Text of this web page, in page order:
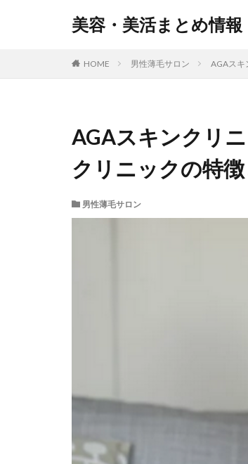
美容・美活まとめ情報
HOME 男性薄毛サロン AGAスキ
AGAスキンクリ
クリニックの特
男性薄毛サロン